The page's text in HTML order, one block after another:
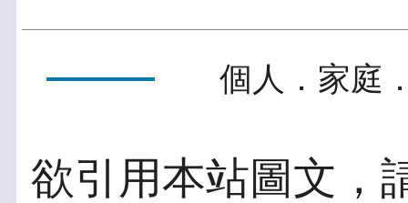
個人．家庭
欲引用本站圖文，